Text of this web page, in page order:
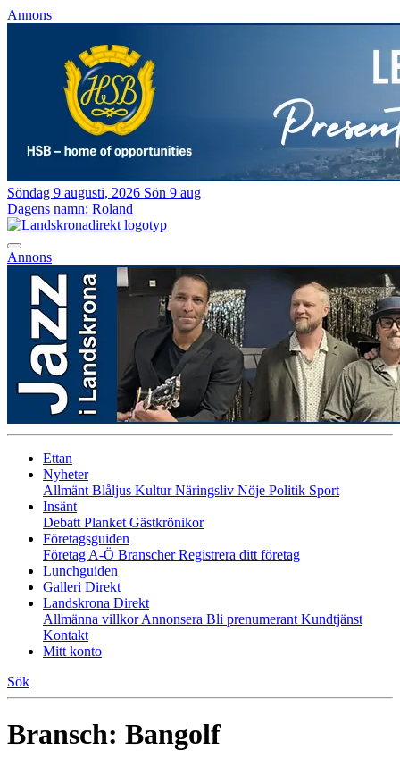
Annons
Söndag 9 augusti, 2026 Sön 9 aug
Dagens namn: Roland
Annons
Ettan
Nyheter
Allmänt Blåljus KulturNäringsliv Nöje Politik Sport
Insänt
Debatt Planket Gästkrönikor
Företagsguiden
Företag A-Ö BranscherRegistrera ditt företag
Lunchguiden
Galleri Direkt
Landskrona Direkt
Allmänna villkorAnnonsera Bli prenumerant Kundtjänst
Kontakt
Mitt konto
Sök
Bransch: Bangolf